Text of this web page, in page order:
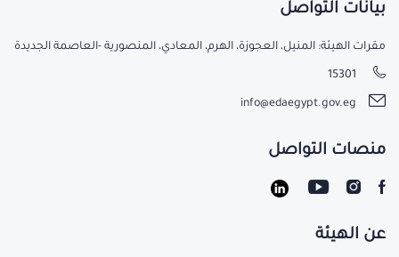
عن الهيئة
بيانات التواصل
مقرات الهيئة: المنيل، العجوزة، الهرم، المعادي، المنصورية -العاصمة الجديدة
15301
info@edaegypt.gov.eg
منصات التواصل